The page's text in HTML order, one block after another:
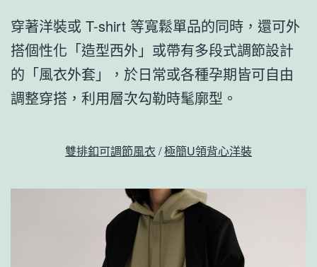
穿著洋裝或 T-shirt 等寬鬆單品的同時，還可外
搭個性化「造型西外」或帶有多段式調節設計
的「風衣外套」，於日常或各種孕期皆可自由
調整穿搭，利用層次勾勒時髦廓型。
雙排釦可調節風衣 /極簡U領背心洋裝